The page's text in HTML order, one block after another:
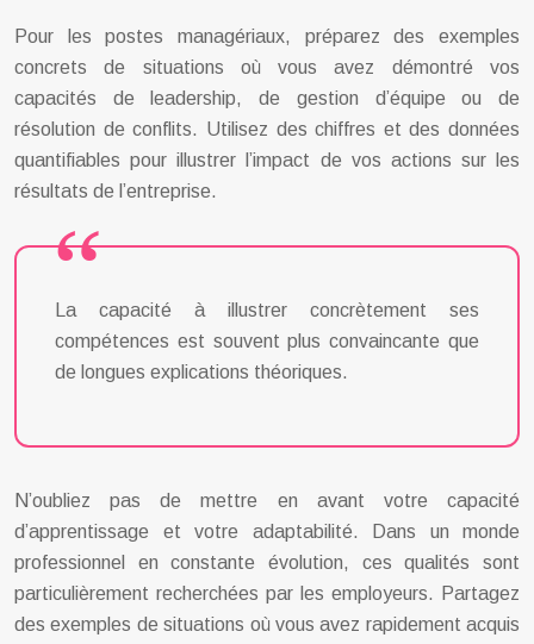
Pour les postes managériaux, préparez des exemples
concrets de situations où vous avez démontré vos
capacités de leadership, de gestion d’équipe ou de
résolution de conflits. Utilisez des chiffres et des données
quantifiables pour illustrer l’impact de vos actions sur les
résultats de l’entreprise.
La capacité à illustrer concrètement ses
compétences est souvent plus convaincante que
de longues explications théoriques.
N’oubliez pas de mettre en avant votre capacité
d’apprentissage et votre adaptabilité. Dans un monde
professionnel en constante évolution, ces qualités sont
particulièrement recherchées par les employeurs. Partagez
des exemples de situations où vous avez rapidement acquis